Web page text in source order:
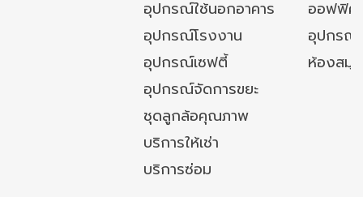
อุปกรณ์ใช้นอกอาคาร
ออฟฟิศ/
อุปกรณ์โรงงาน
อุปกรณ์
อุปกรณ์เซฟตี้
ห้องสมุ
อุปกรณ์จัดการขยะ
ชุดลูกล้อคุณภาพ
บริการให้เช่า
บริการซ่อม